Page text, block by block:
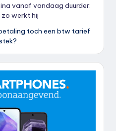
vanaf vandaag duurder:
werkt hij
toch een btw tarief